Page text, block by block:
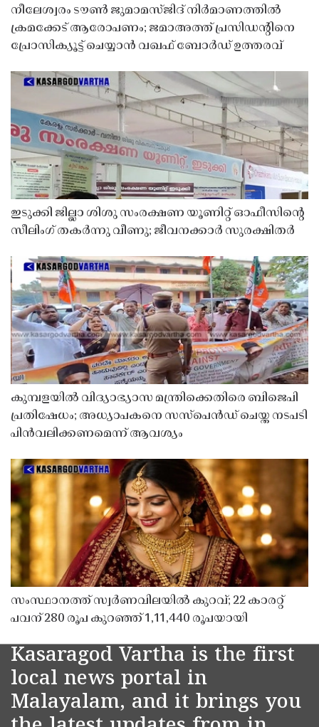
നീലേശ്വരം ടൗൺ ജുമാമസ്ജിദ് നിർമാണത്തിൽ
ക്രമക്കേട് ആരോപണം; ജമാഅത്ത് പ്രസിഡന്റിനെ
പ്രോസിക്യൂട്ട് ചെയ്യാൻ വഖഫ് ബോർഡ് ഉത്തരവ്
ഇടുക്കി ജില്ലാ ശിശു സംരക്ഷണ യൂണിറ്റ് ഓഫീസിൻ്റെ
സീലിംഗ് തകർന്നു വീണു; ജീവനക്കാർ സുരക്ഷിതർ
കുമ്പളയിൽ വിദ്യാഭ്യാസ മന്ത്രിക്കെതിരെ ബിജെപി
പ്രതിഷേധം; അധ്യാപകനെ സസ്‌പെൻഡ് ചെയ്ത നടപടി
പിൻവലിക്കണമെന്ന് ആവശ്യം
സംസ്ഥാനത്ത് സ്വർണവിലയിൽ കുറവ്; 22 കാരറ്റ്
പവന് 280 രൂപ കുറഞ്ഞ് 1,11,440 രൂപയായി
Kasaragod Vartha is the first
local news portal in
Malayalam, and it brings you